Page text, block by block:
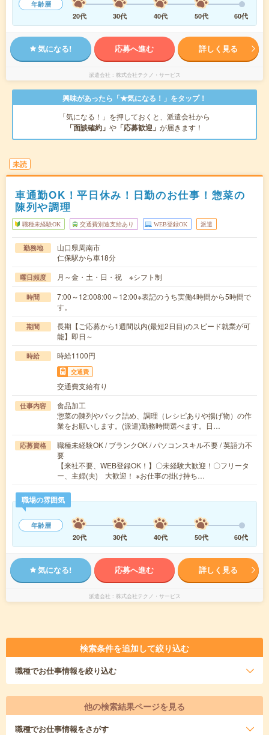
年齢層
20代
30代 40代 50代 60代
気になる! 応募へ進む 詳しく見る
派遣会社 株式会社テクノ・サービス
興味があったら「★気になる！」をタップ！
「気になる！」を押しておくと、派遣会社から
「面談確約」 や 「応募歓迎」 が届きます！
未読
車通勤OK！平日休み！日勤のお仕事！惣菜の
陳列や調理
職種未経験OK 交通費別途支給あり WEB登録OK 派遣
勤務地
山口県周南市
仁保駅から車18分
曜日頻度 月～金・土・日・祝 ※シフト制
時間
7:00～12:008:00～12:00※表記のうち実働4時間から5時間で
す。
期間
長期【ご応募から1週間以内(最短2日目)のスピード就業が可
能】即日～
時給 時給1100円
交通費
交通費支給有り
仕事内容
食品加工
惣菜の陳列やパック詰め、調理（レシピありや揚げ物）の作
業をお願いします。(派遣)勤務時間選べます。日…
応募資格
職種未経験OK / ブランクOK / パソコンスキル不要 / 英語力不
要
【来社不要、WEB登録OK！】〇未経験大歓迎！〇フリータ
ー、主婦(夫) 大歓迎！ ※お仕事の掛け持ち…
職場の雰囲気
年齢層
20代
30代 40代 50代 60代
気になる! 応募へ進む 詳しく見る
派遣会社 株式会社テクノ・サービス
検索条件を追加して絞り込む
職種でお仕事情報を絞り込む
他の検索結果ページを見る
職種でお仕事情報をさがす